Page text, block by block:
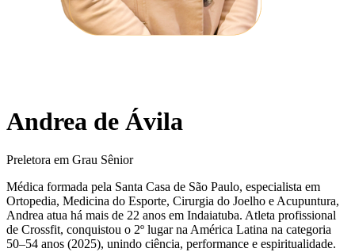
Andrea de Ávila
Preletora em Grau Sênior
Médica formada pela Santa Casa de São Paulo, especialista em
Ortopedia, Medicina do Esporte, Cirurgia do Joelho e Acupuntura,
Andrea atua há mais de 22 anos em Indaiatuba. Atleta profissional
de Crossfit, conquistou o 2º lugar na América Latina na categoria
50–54 anos (2025), unindo ciência, performance e espiritualidade.